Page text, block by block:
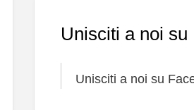
Unisciti a noi su
Unisciti a noi su